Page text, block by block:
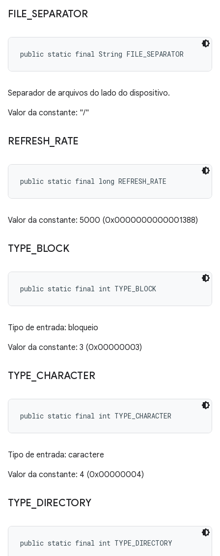
FILE SEPARATOR
public static final String FILE_SEPARATOR
Separador de arquivos do lado do dispositivo.
Valor da constante: "/"
REFRESH RATE
public static final long REFRESH_RATE
Valor da constante: 5000 (0x0000000000001388)
TYPE BLOCK
public static final int TYPE_BLOCK
Tipo de entrada: bloqueio
Valor da constante: 3 (0x00000003)
TYPE CHARACTER
public static final int TYPE_CHARACTER
Tipo de entrada: caractere
Valor da constante: 4 (0x00000004)
TYPE DIRECTORY
public static final int TYPE_DIRECTORY